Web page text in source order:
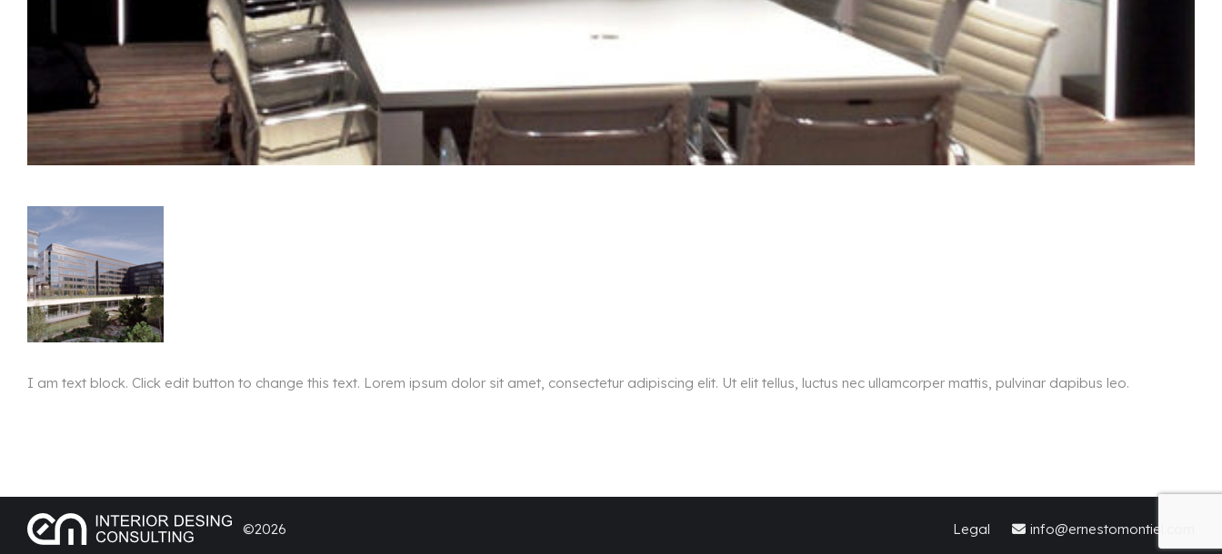
I am text block. Click edit button to change this text. Lorem ipsum dolor sit amet, consectetur adipiscing elit. Ut elit tellus, luctus nec ullamcorper mattis, pulvinar dapibus leo.
©2026 Legal info@ernestomontiel.com